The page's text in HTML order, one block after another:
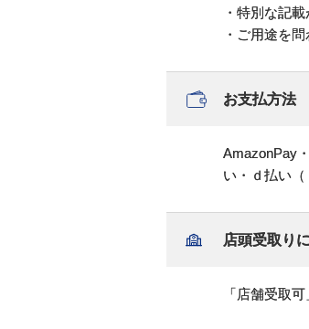
・特別な記
・ご用途を
お支払方法
AmazonPay
い・ｄ払い
店頭受取り
「店舗受取